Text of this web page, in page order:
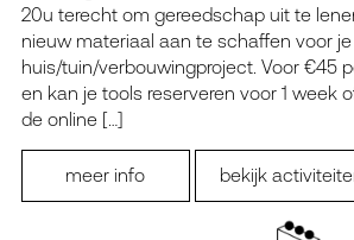
20u terecht om gereedschap uit te
nieuw materiaal aan te schaffen voor je
huis/tuin/verbouwingproject. Voor €45
en kan je tools reserveren voor 1 week
de online […]
meer info bekijk